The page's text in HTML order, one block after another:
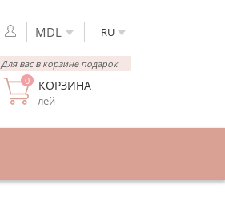
RU
КОРЗИНА
лей
0
Для вас в корзине подарок